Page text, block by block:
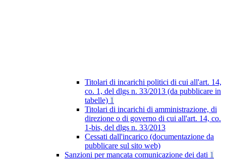
Titolari di incarichi politici di cui all'art. 14,
co. 1, del dlgs n. 33/2013 (da pubblicare in
tabelle) 1
Titolari di incarichi di amministrazione, di
direzione o di governo di cui all'art. 14, co.
1-bis, del dlgs n. 33/2013
Cessati dall'incarico (documentazione da
pubblicare sul sito web)
Sanzioni per mancata comunicazione dei dati 1